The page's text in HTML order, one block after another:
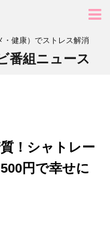
・健康）でストレス解消
番組ニュース
！シャトレー
円で幸せに